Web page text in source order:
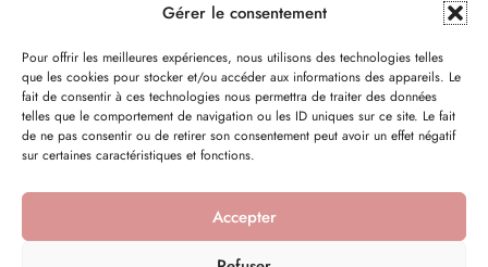
Gérer le consentement
Pour offrir les meilleures expériences, nous utilisons des technologies telles
que les cookies pour stocker et/ou accéder aux informations des appareils. Le
fait de consentir à ces technologies nous permettra de traiter des données
telles que le comportement de navigation ou les ID uniques sur ce site. Le fait
de ne pas consentir ou de retirer son consentement peut avoir un effet négatif
sur certaines caractéristiques et fonctions.
Accepter
Champagne & Vin Chill comparateur de fleurs Couple
Cuisine DYI Déco Eco-responsable Enfants
Fleurs séchées Fête des mères Huiles essentielles
Santé Sport Supermarché Trottinette Voyage